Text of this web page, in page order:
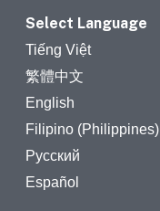
Select Language
Tiếng Việt
繁體中文
English
Filipino (Philippines)
Русский
Español